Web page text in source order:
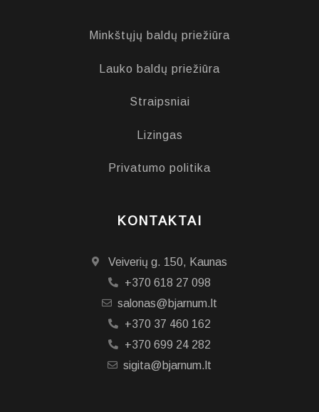
Minkštųjų baldų priežiūra
Lauko baldų priežiūra
Straipsniai
Lizingas
Privatumo politika
KONTAKTAI
Veiverių g. 150, Kaunas
+370 618 27 098
salonas@bjarnum.lt
+370 37 460 162
+370 699 24 282
sigita@bjarnum.lt